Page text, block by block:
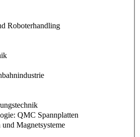
Roboterhandling
QMC Spannplatten
Magnetsysteme